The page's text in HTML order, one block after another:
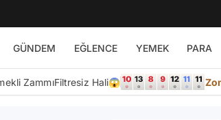
GÜNDEM EĞLENCE YEMEK PARA
ZammıFiltresiz Hali😱